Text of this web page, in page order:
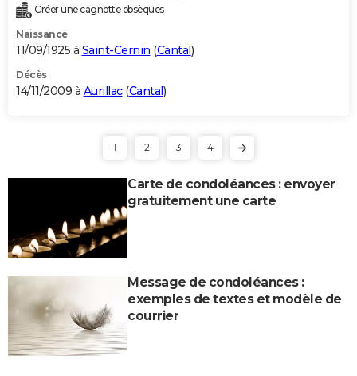
Créer une cagnotte obsèques
Naissance
11/09/1925 à Saint-Cernin (Cantal)
Décès
14/11/2009 à Aurillac(Cantal)
1 2 3 4
Carte de condoléances : envoyer
gratuitement une carte
Message de condoléances :
exemples de textes et modèle de
courrier